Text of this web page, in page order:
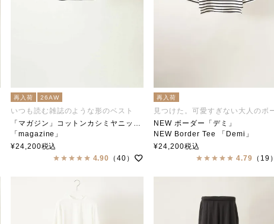
再入荷 26AW
いつも読む雑誌のような形のベスト
「magazine」
soutiencollar（ステンカラー）
¥24,200税込
4.90 （40）
再入荷
NEW ボーダー「デミ」
NEW Border Tee 「Demi」
soutiencollar（ステンカラー）
¥24,200税込
4.79 （19）